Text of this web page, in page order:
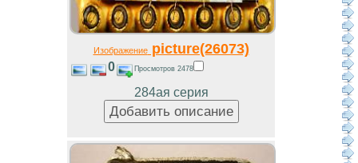
Изображениеpicture(26073)
0 Просмотров 2478
284ая серия